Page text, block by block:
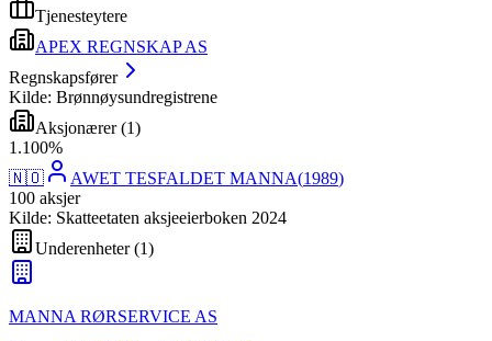
Tjenesteytere
APEX REGNSKAP AS
Regnskapsfører
Kilde: Brønnøysundregistrene
Aksjonærer(1)
1 .100%
🇳🇴
AWET TESFALDET MANNA(1989)
100 aksjer
Kilde: Skatteetaten aksjeeierboken 2024
Underenheter(1)
MANNA RØRSERVICE AS